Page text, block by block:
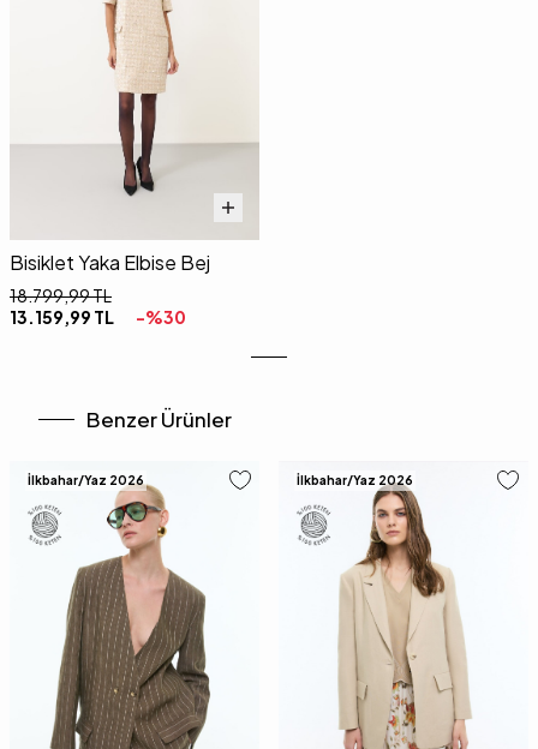
Bisiklet Yaka Elbise Bej
18.799,99TL
13.159,99 TL -%30
Benzer Ürünler
İlkbahar/Yaz 2026 İlkbahar/Yaz 2026